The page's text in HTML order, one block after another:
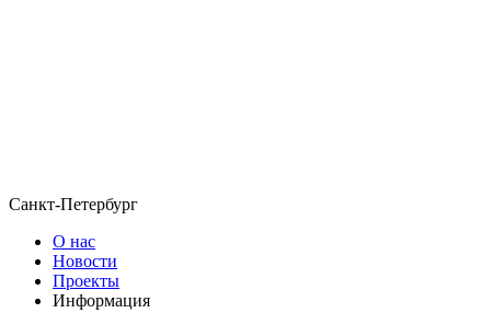
Санкт-Петербург
О нас
Новости
Проекты
Информация